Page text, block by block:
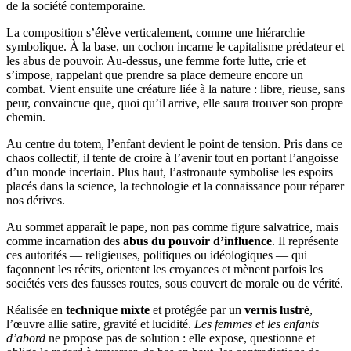
de la société contemporaine.
La composition s’élève verticalement, comme une hiérarchie
symbolique. À la base, un cochon incarne le capitalisme prédateur et
les abus de pouvoir. Au-dessus, une femme forte lutte, crie et
s’impose, rappelant que prendre sa place demeure encore un
combat. Vient ensuite une créature liée à la nature : libre, rieuse, sans
peur, convaincue que, quoi qu’il arrive, elle saura trouver son propre
chemin.
Au centre du totem, l’enfant devient le point de tension. Pris dans ce
chaos collectif, il tente de croire à l’avenir tout en portant l’angoisse
d’un monde incertain. Plus haut, l’astronaute symbolise les espoirs
placés dans la science, la technologie et la connaissance pour réparer
nos dérives.
Au sommet apparaît le pape, non pas comme figure salvatrice, mais
comme incarnation des abus du pouvoir d’influence. Il représente
ces autorités — religieuses, politiques ou idéologiques — qui
façonnent les récits, orientent les croyances et mènent parfois les
sociétés vers des fausses routes, sous couvert de morale ou de vérité.
Réalisée en technique mixte et protégée par un vernis lustré,
l’œuvre allie satire, gravité et lucidité. Les femmes et les enfants
d’abord ne propose pas de solution : elle expose, questionne et